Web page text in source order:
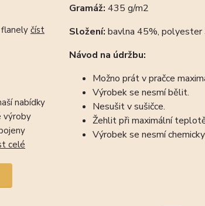
flanelyčíst
nabídky
výroby
celé
Gramáž: 435 g/m2
Složení: bavlna 45%,
Návod na údržbu:
Možno prát v pračce
Výrobek se nesmí bělit.
Nesušit v sušičce.
Žehlit při maximální
Výrobek se nesmí